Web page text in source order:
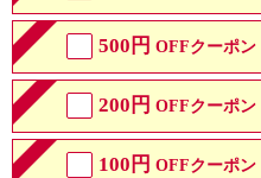
500円 OFFクーポン
200円 OFFクーポン
100円 OFFクーポン